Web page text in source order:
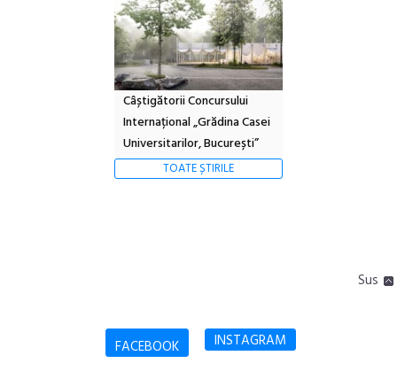
Câștigătorii Concursului
Internațional „Grădina Casei
Universitarilor, București”
TOATE ȘTIRILE
Sus
FACEBOOK INSTAGRAM